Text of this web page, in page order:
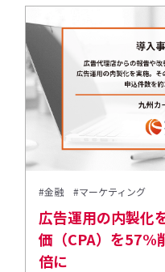
#金融 #マーケティング
広告運用の内製化
価（CPA）を57%
倍に